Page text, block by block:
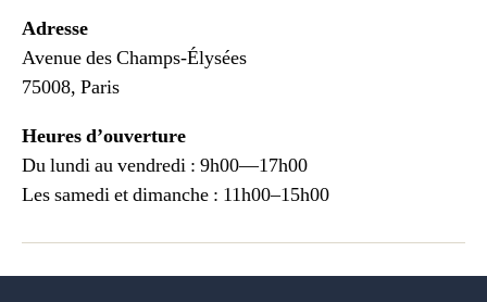
Adresse
Avenue des Champs-Élysées
75008, Paris
Heures d’ouverture
Du lundi au vendredi : 9h00—17h00
Les samedi et dimanche : 11h00–15h00